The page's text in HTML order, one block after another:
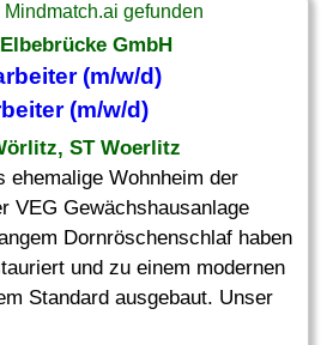
gefunden
GmbH
(m/w/d)
(m/w/d)
ST Woerlitz
ehemalige Wohnheim der
VEG Gewächshausanlage
Dornröschenschlaf haben
und zu einem modernen
Standard ausgebaut. Unser